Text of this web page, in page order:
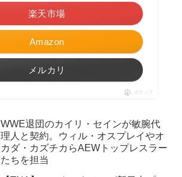
Amazon
楽天市場
メルカリ
ポチップ
WWE退団のカイリ・セインが敏腕代
理人と契約。ウィル・オスプレイやオ
カダ・カズチカらAEWトップレスラー
たちを担当